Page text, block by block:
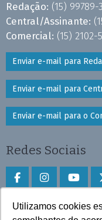
Utilizamos cookies
Redação: (15) 99789-
Central/Assinante:
Comercial: (15)
Enviar e-mail para
Enviar e-mail para
Enviar e-mail para o
Redes Sociais
Faça download do